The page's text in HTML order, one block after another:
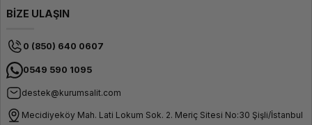
BİZE ULAŞIN
0 (850) 640 0607
0549 590 1095
destek@kurumsalit.com
Mecidiyeköy Mah. Lati Lokum Sok. 2. Meriç Sitesi No:30 Şişli/İstanbul